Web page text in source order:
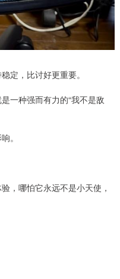
定，比讨好更重要。
一种强而有力的“我不是敌
。
，哪怕它永远不是小天使，